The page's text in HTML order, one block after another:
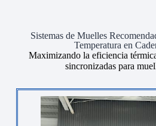
Sistemas de Muelles
Temperatura en
Maximizando la eficiencia
sincronizadas para